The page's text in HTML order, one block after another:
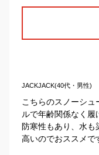
JACKJACK(40代・男性)
こちらのスノーシ
ルで年齢関係なく
防寒性もあり、水も
高いのでおススメで